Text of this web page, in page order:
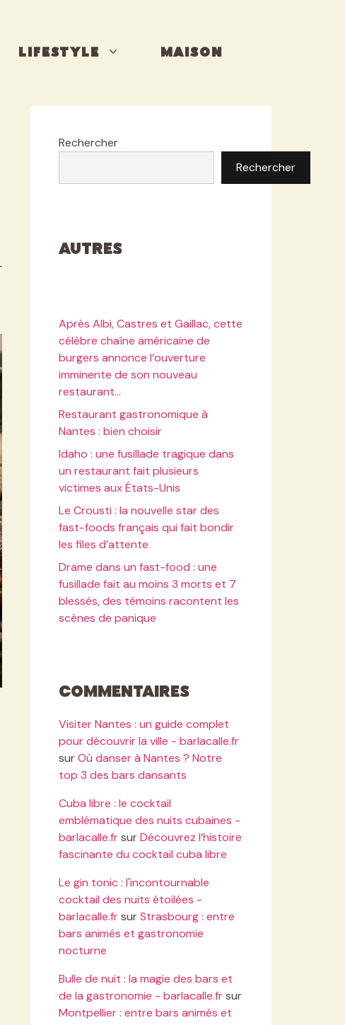
LIFESTYLE MAISON
Rechercher
Rechercher
Autres
Après Albi, Castres et Gaillac, cette
célèbre chaîne américaine de
burgers annonce l’ouverture
imminente de son nouveau
restaurant…
Restaurant gastronomique à
Nantes : bien choisir
Idaho : une fusillade tragique dans
un restaurant fait plusieurs
victimes aux États-Unis
Le Crousti : la nouvelle star des
fast-foods français qui fait bondir
les files d’attente
Drame dans un fast-food : une
fusillade fait au moins 3 morts et 7
blessés, des témoins racontent les
scènes de panique
Commentaires
Visiter Nantes : un guide complet
pour découvrir la ville - barlacalle.fr
surOù danser à Nantes ? Notre
top 3 des bars dansants
Cuba libre : le cocktail
emblématique des nuits cubaines -
barlacalle.frsurDécouvrez l’histoire
fascinante du cocktail cuba libre
Le gin tonic : l'incontournable
cocktail des nuits étoilées -
barlacalle.frsurStrasbourg : entre
bars animés et gastronomie
nocturne
Bulle de nuit : la magie des bars et
de la gastronomie - barlacalle.frsur
Montpellier : entre bars animés et